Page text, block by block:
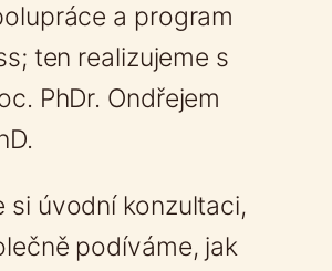
a program
ten realizujeme s
PhDr. Ondřejem
si úvodní konzultaci,
podíváme, jak